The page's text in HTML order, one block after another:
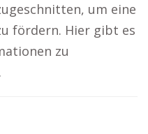
um eine
fördern. Hier gibt es
zu
.